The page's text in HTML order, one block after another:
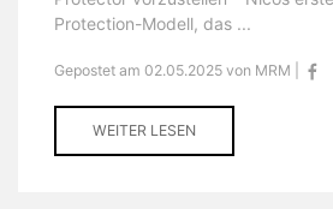
Protection-Modell, das ...
Gepostet am 02.05.2025 von MRM |
WEITER LESEN